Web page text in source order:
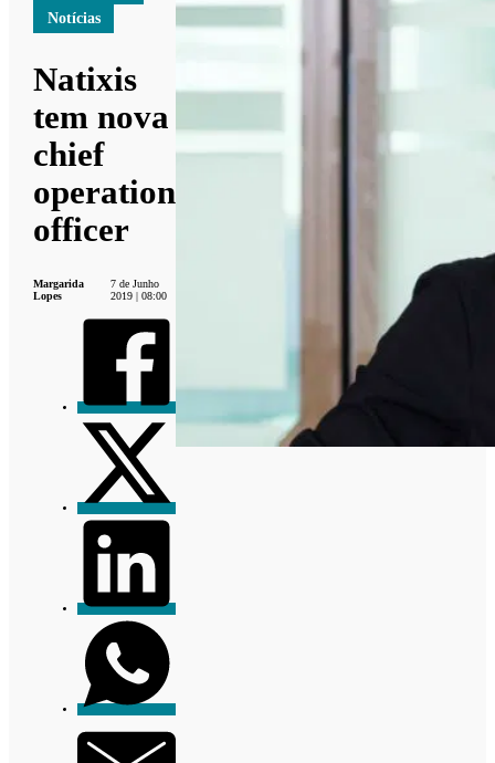
Notícias
Natixis
tem nova
chief
operation
officer
Margarida
Lopes
7 de Junho
2019 | 08:00